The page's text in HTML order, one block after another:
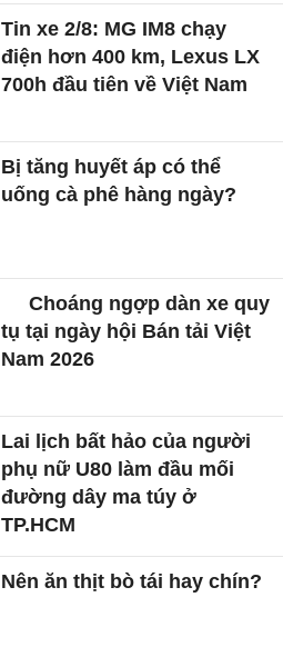
Tin xe 2/8: MG IM8 chạy
điện hơn 400 km, Lexus LX
700h đầu tiên về Việt Nam
Bị tăng huyết áp có thể
uống cà phê hàng ngày?
Choáng ngợp dàn xe quy
tụ tại ngày hội Bán tải Việt
Nam 2026
Lai lịch bất hảo của người
phụ nữ U80 làm đầu mối
đường dây ma túy ở
TP.HCM
Nên ăn thịt bò tái hay chín?